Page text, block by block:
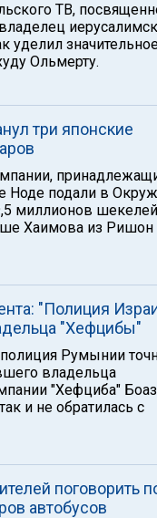
ТВ,
уделил
Ольмерту.
три японские
Ноде подали в
миллионов шекелей
Хаимова из Ришон
"Полиция
"Хефцибы"
Румынии
владельца
"Хефциба"
и не обратилась с
поговорить
автобусов